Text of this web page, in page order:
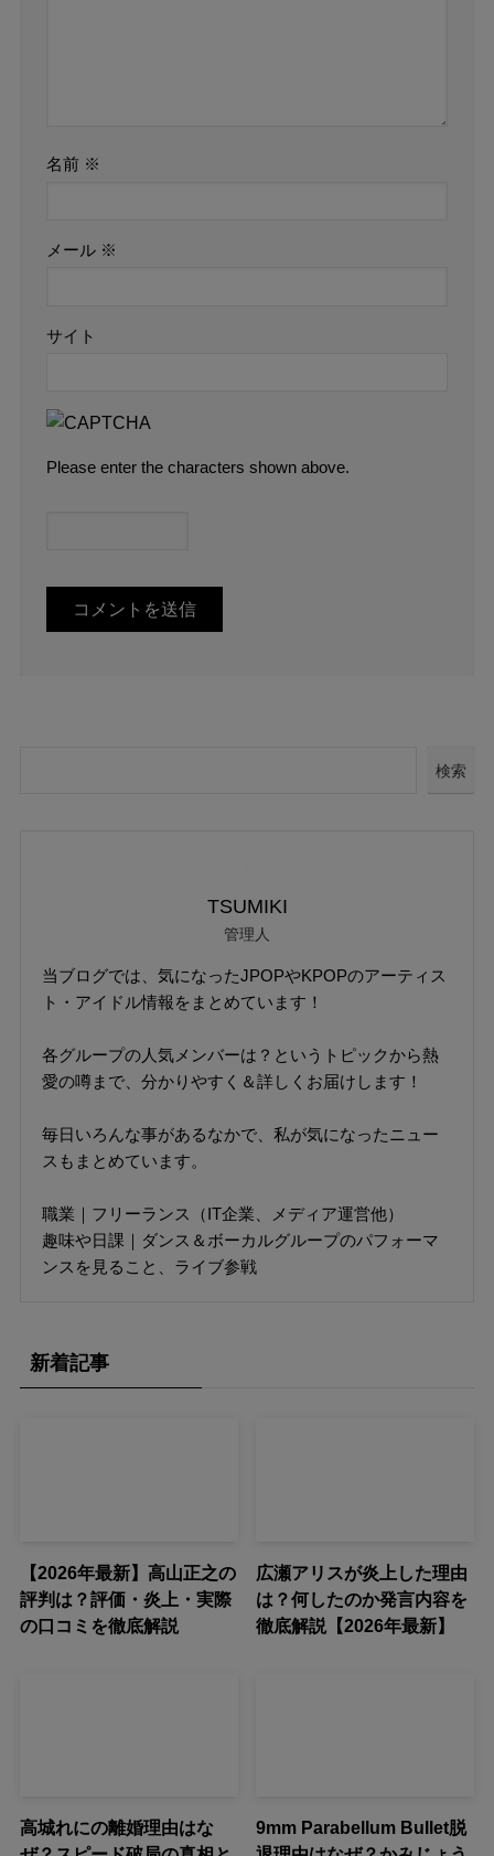
名前 ※
メール ※
サイト
Please enter the characters shown above.
検索
TSUMIKI
管理人
当ブログでは、気になったJPOPやKPOPのアーティス
ト・アイドル情報をまとめています！
各グループの人気メンバーは？というトピックから熱
愛の噂まで、分かりやすく＆詳しくお届けします！
毎日いろんな事があるなかで、私が気になったニュー
スもまとめています。
職業｜フリーランス（IT企業、メディア運営他）
趣味や日課｜ダンス＆ボーカルグループのパフォーマ
ンスを見ること、ライブ参戦
新着記事
【2026年最新】高山正之の
評判は？評価・炎上・実際
の口コミを徹底解説
広瀬アリスが炎上した理由
は？何したのか発言内容を
徹底解説【2026年最新】
高城れにの離婚理由はな
9mm Parabellum Bullet脱